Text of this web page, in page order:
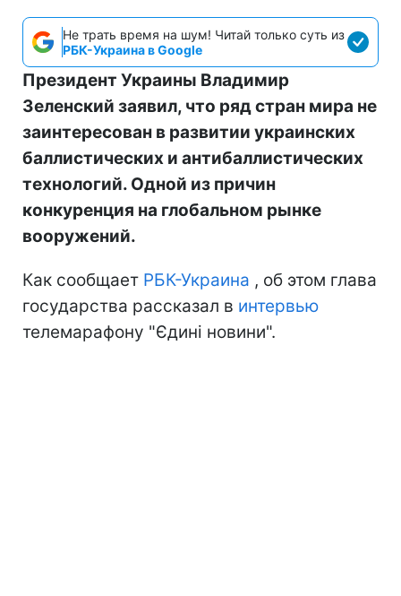
Не трать время на шум! Читай только суть из
РБК-Украина в Google
Президент Украины Владимир
Зеленский заявил, что ряд стран мира не
заинтересован в развитии украинских
баллистических и антибаллистических
технологий. Одной из причин
конкуренция на глобальном рынке
вооружений.
Как сообщает РБК-Украина , об этом глава
государства рассказал в интервью
телемарафону "Єдині новини".